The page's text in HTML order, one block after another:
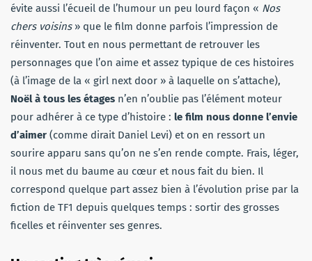
évite aussi l’écueil de l’humour un peu lourd façon « Nos
chers voisins» que le film donne parfois l’impression de
réinventer. Tout en nous permettant de retrouver les
personnages que l’on aime et assez typique de ces histoires
(à l’image de la « girl next door » à laquelle on s’attache),
Noël à tous les étages n’en n’oublie pas l’élément moteur
pour adhérer à ce type d’histoire : le film nous donne l’envie
d’aimer (comme dirait Daniel Levi) et on en ressort un
sourire apparu sans qu’on ne s’en rende compte. Frais, léger,
il nous met du baume au cœur et nous fait du bien. Il
correspond quelque part assez bien à l’évolution prise par la
fiction de TF1 depuis quelques temps : sortir des grosses
ficelles et réinventer ses genres.